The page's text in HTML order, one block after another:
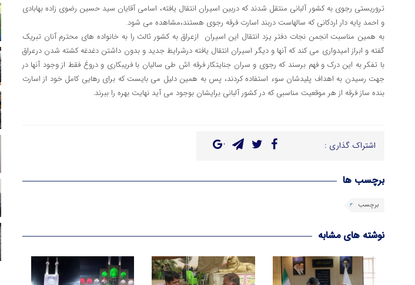
تروریستی رجوی به کشور آلبانی منتقل شدند که دربین اسیران انتقال یافته، اسامی آقایان سید حسین رضوی زاده بهابادی
و احمد پایه دار اردکانی که سالهاست دربند اسارت فرقه رجوی هستند،مشاهده می شود.
به همین مناسبت انجمن نجات دفتر یزد انتقال این اسیران ازعراق به کشور ثالث را به خانواده های محترم آنان تبریک
گفته و ابراز امیدواری می کند که آنها و دیگر اسیران انتقال یافته درشرایط جدید و بدون داشتن دغدغه کشته شدن درعراق
با تفکر به این درک و فهم برسند که رجوی و سران جنایتکار فرقه اش طی سالیان با فریبکاری و دروغ فقط از وجود آنها در
جهت رسیدن به اهداف پلیدشان سوء استفاده کردند، پس به همین دلیل می بایست که برای رهایی کامل خود از اسارت
بنده ساز فرقه از هر موقعیت مناسبی که در کشور آلبانی برایشان بوجود می آید نهایت بهره را ببرند.
اشتراک گذاری :
برچسب ها
برچسب
نوشته های مشابه